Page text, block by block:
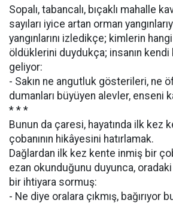
Sopalı, tabancalı, bıçaklı mahalle
sayıları iyice artan orman
yangınlarını izledikçe; kimlerin
öldüklerini duydukça; insanın kendi
geliyor:
- Sakın ne angutluk gösterileri, ne
dumanları büyüyen alevler, enseni
* * *
Bunun da çaresi, hayatında ilk kez
çobanının hikâyesini hatırlamak.
Dağlardan ilk kez kente inmiş bir
ezan okunduğunu duyunca, oradaki
bir ihtiyara sormuş:
- Ne diye oralara çıkmış, bağırıyor